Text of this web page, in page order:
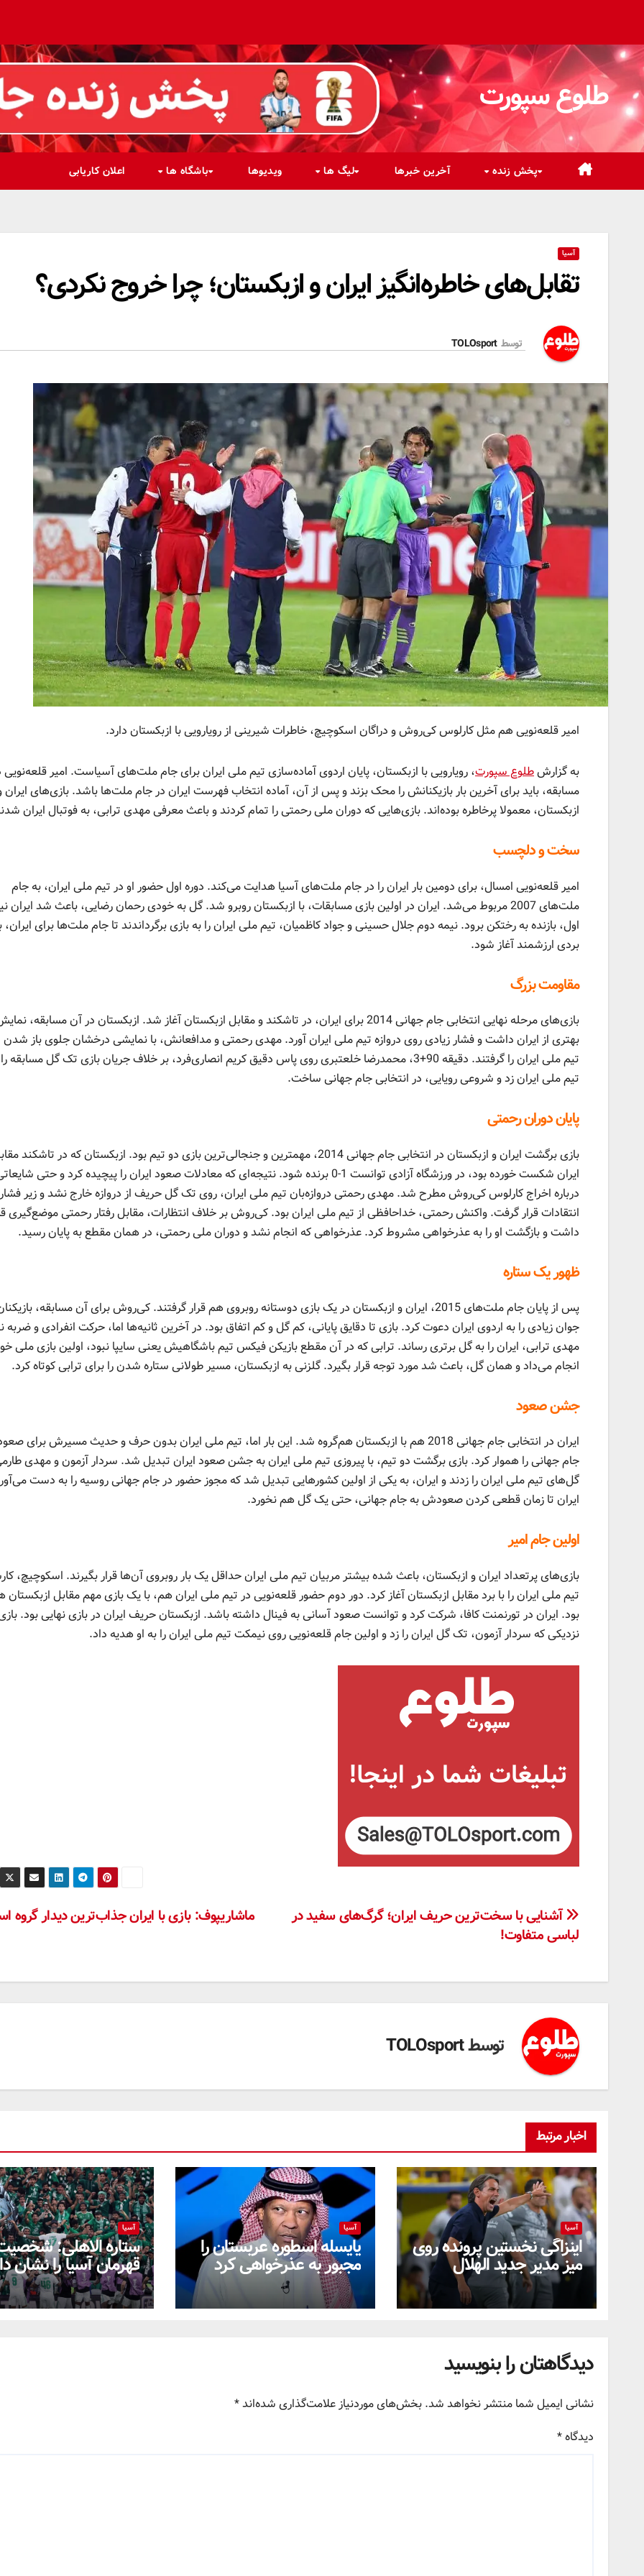
محتوا
طلوع سپورت
پخش زنده آخرین خبرها لیگ ها ویدیوها باشگاه ها اعلان کاریابی
آسیا
تقابل‌های خاطره‌انگیز ایران و ازبکستان؛ چرا خروج نکردی؟
توسط TOLOsport
امیر قلعه‌نویی هم مثل کارلوس کی‌روش و دراگان اسکوچیچ، خاطرات شیرینی از رویارویی با ازبکستان دارد.
به گزارشطلوع سپورت، رویارویی با ازبکستان، پایان اردوی آماده‌سازی تیم ملی ایران برای جام ملت‌های آسیاست. امیر قلعه‌نویی
مسابقه، باید برای آخرین بار بازیکنانش را محک بزند و پس از آن، آماده انتخاب فهرست ایران در جام ملت‌ها باشد. بازی‌های ایران
ازبکستان، معمولا پرخاطره بوده‌اند. بازی‌هایی که دوران ملی رحمتی را تمام کردند و باعث معرفی مهدی ترابی، به فوتبال ایران
سخت و دلچسب
امیر قلعه‌نویی امسال، برای دومین بار ایران را در جام ملت‌های آسیا هدایت می‌کند. دوره اول حضور او در تیم ملی ایران، به جام
ملت‌های 2007 مربوط می‌شد. ایران در اولین بازی مسابقات، با ازبکستان روبرو شد. گل به خودی رحمان رضایی، باعث شد ایران
اول، بازنده به رختکن برود. نیمه دوم جلال حسینی و جواد کاظمیان، تیم ملی ایران را به بازی برگرداندند تا جام ملت‌ها برای ایران،
بردی ارزشمند آغاز شود.
مقاومت بزرگ
بازی‌های مرحله نهایی انتخابی جام جهانی 2014 برای ایران، در تاشکند و مقابل ازبکستان آغاز شد. ازبکستان در آن مسابقه،
بهتری از ایران داشت و فشار زیادی روی دروازه تیم ملی ایران آورد. مهدی رحمتی و مدافعانش، با نمایشی درخشان جلوی باز شدن
تیم ملی ایران را گرفتند. دقیقه 90+3، محمدرضا خلعتبری روی پاس دقیق کریم انصاری‌فرد، بر خلاف جریان بازی تک گل مسابقه
تیم ملی ایران زد و شروعی رویایی، در انتخابی جام جهانی ساخت.
پایان دوران رحمتی
بازی برگشت ایران و ازبکستان در انتخابی جام جهانی 2014، مهمترین و جنجالی‌ترین بازی دو تیم بود. ازبکستان که در تاشکند
ایران شکست خورده بود، در ورزشگاه آزادی توانست 1-0 برنده شود. نتیجه‌ای که معادلات صعود ایران را پیچیده کرد و حتی
درباره اخراج کارلوس کی‌روش مطرح شد. مهدی رحمتی دروازه‌بان تیم ملی ایران، روی تک گل حریف از دروازه خارج نشد و زیر فشار
انتقادات قرار گرفت. واکنش رحمتی، خداحافظی از تیم ملی ایران بود. کی‌روش بر خلاف انتظارات، مقابل رفتار رحمتی موضع‌گیری
داشت و بازگشت او را به عذرخواهی مشروط کرد. عذرخواهی که انجام نشد و دوران ملی رحمتی، در همان مقطع به پایان رسید.
ظهور یک ستاره
پس از پایان جام ملت‌های 2015، ایران و ازبکستان در یک بازی دوستانه روبروی هم قرار گرفتند. کی‌روش برای آن مسابقه،
جوان زیادی را به اردوی ایران دعوت کرد. بازی تا دقایق پایانی، کم گل و کم اتفاق بود. در آخرین ثانیه‌ها اما، حرکت انفرادی و ضربه
مهدی ترابی، ایران را به گل برتری رساند. ترابی که در آن مقطع بازیکن فیکس تیم باشگاهیش یعنی سایپا نبود، اولین بازی ملی
انجام می‌داد و همان گل، باعث شد مورد توجه قرار بگیرد. گلزنی به ازبکستان، مسیر طولانی ستاره شدن را برای ترابی کوتاه کرد.
جشن صعود
ایران در انتخابی جام جهانی 2018 هم با ازبکستان هم‌گروه شد. این بار اما، تیم ملی ایران بدون حرف و حدیث مسیرش برای
جام جهانی را هموار کرد. بازی برگشت دو تیم، با پیروزی تیم ملی ایران به جشن صعود ایران تبدیل شد. سردار آزمون و مهدی
گل‌های تیم ملی ایران را زدند و ایران، به یکی از اولین کشورهایی تبدیل شد که مجوز حضور در جام جهانی روسیه را به دست
ایران تا زمان قطعی کردن صعودش به جام جهانی، حتی یک گل هم نخورد.
اولین جام امیر
بازی‌های پرتعداد ایران و ازبکستان، باعث شده بیشتر مربیان تیم ملی ایران حداقل یک بار روبروی آن‌ها قرار بگیرند. اسکوچیچ،
تیم ملی ایران را با برد مقابل ازبکستان آغاز کرد. دور دوم حضور قلعه‌نویی در تیم ملی ایران هم، با یک بازی مهم مقابل ازبکستان
بود. ایران در تورنمنت کافا، شرکت کرد و توانست صعود آسانی به فینال داشته باشد. ازبکستان حریف ایران در بازی نهایی بود.
نزدیکی که سردار آزمون، تک گل ایران را زد و اولین جام قلعه‌نویی روی نیمکت تیم ملی ایران را به او هدیه داد.
راهبری
نوشته
ماشاریپوف: بازی با ایران جذاب‌ترین دیدار گروه
آشنایی با سخت‌ترین حریف ایران؛ گرگ‌های سفید در
لباسی متفاوت!
توسطTOLOsport
اخبار مرتبط
آسیا
اینزاگی نخستین پرونده روی
میز مدیر جدید الهلال
آسیا
یایسله اسطوره عربستان را
مجبور به عذرخواهی کرد
آسیا
ستاره الاهلی:
قهرمان آسیا را نشان
دیدگاهتان را بنویسید
نشانی ایمیل شما منتشر نخواهد شد. بخش‌های موردنیاز علامت‌گذاری شده‌اند*
دیدگاه*